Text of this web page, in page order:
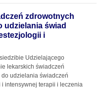
zdrowotnych
udzielania świad
i
Udzielającego
lekarskich świadczeń
udzielania świadczeń
intensywnej terapii i leczenia